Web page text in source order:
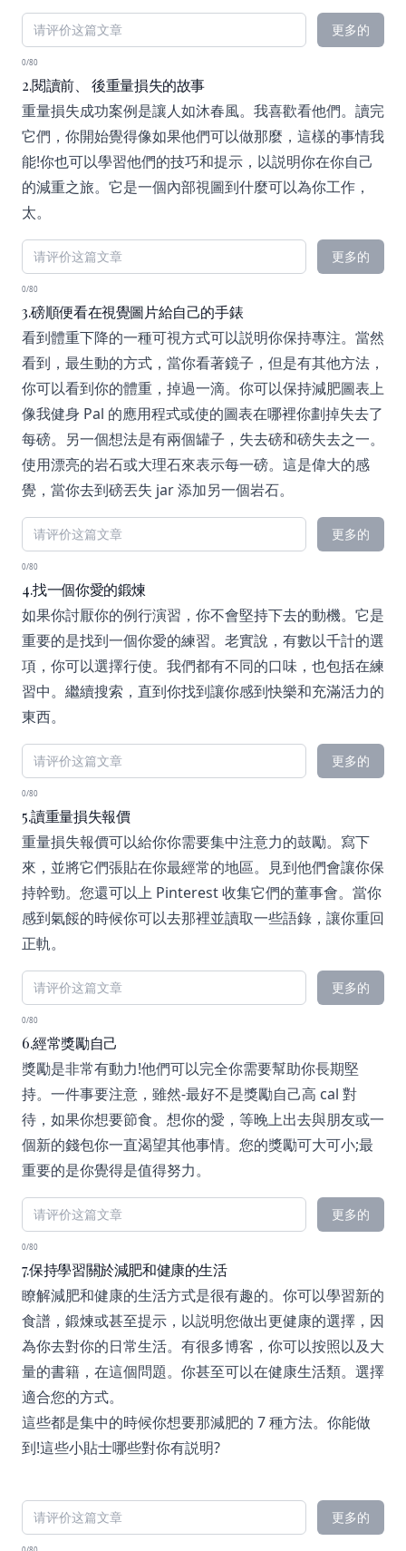
更多的
0/80
2.閱讀前、 後重量損失的故事
重量損失成功案例是讓人如沐春風。我喜歡看他們。讀完
它們，你開始覺得像如果他們可以做那麼，這樣的事情我
能!你也可以學習他們的技巧和提示，以説明你在你自己
的減重之旅。它是一個內部視圖到什麼可以為你工作，
太。
更多的
0/80
3.磅順便看在視覺圖片給自己的手錶
看到體重下降的一種可視方式可以説明你保持專注。當然
看到，最生動的方式，當你看著鏡子，但是有其他方法，
你可以看到你的體重，掉過一滴。你可以保持減肥圖表上
像我健身 Pal 的應用程式或使的圖表在哪裡你劃掉失去了
每磅。另一個想法是有兩個罐子，失去磅和磅失去之一。
使用漂亮的岩石或大理石來表示每一磅。這是偉大的感
覺，當你去到磅丟失 jar 添加另一個岩石。
更多的
0/80
4.找一個你愛的鍛煉
如果你討厭你的例行演習，你不會堅持下去的動機。它是
重要的是找到一個你愛的練習。老實說，有數以千計的選
項，你可以選擇行使。我們都有不同的口味，也包括在練
習中。繼續搜索，直到你找到讓你感到快樂和充滿活力的
東西。
更多的
0/80
5.讀重量損失報價
重量損失報價可以給你你需要集中注意力的鼓勵。寫下
來，並將它們張貼在你最經常的地區。見到他們會讓你保
持幹勁。您還可以上 Pinterest 收集它們的董事會。當你
感到氣餒的時候你可以去那裡並讀取一些語錄，讓你重回
正軌。
更多的
0/80
6.經常獎勵自己
獎勵是非常有動力!他們可以完全你需要幫助你長期堅
持。一件事要注意，雖然-最好不是獎勵自己高 cal 對
待，如果你想要節食。想你的愛，等晚上出去與朋友或一
個新的錢包你一直渴望其他事情。您的獎勵可大可小;最
重要的是你覺得是值得努力。
更多的
0/80
7.保持學習關於減肥和健康的生活
瞭解減肥和健康的生活方式是很有趣的。你可以學習新的
食譜，鍛煉或甚至提示，以説明您做出更健康的選擇，因
為你去對你的日常生活。有很多博客，你可以按照以及大
量的書籍，在這個問題。你甚至可以在健康生活類。選擇
適合您的方式。
這些都是集中的時候你想要那減肥的 7 種方法。你能做
到!這些小貼士哪些對你有説明?
更多的